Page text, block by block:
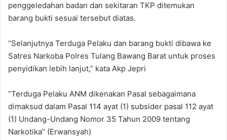
penggeledahan badan dan sekitaran TKP ditemukan
barang bukti sesuai tersebut diatas.
“Selanjutnya Terduga Pelaku dan barang bukti dibawa ke
Satres Narkoba Polres Tulang Bawang Barat untuk proses
penyidikan lebih lanjut,” kata Akp Jepri
“Terduga Pelaku ANM dikenakan Pasal sebagaimana
dimaksud dalam Pasal 114 ayat (1) subsider pasal 112 ayat
(1) Undang-Undang Nomor 35 Tahun 2009 tentang
Narkotika” (Erwansyah)